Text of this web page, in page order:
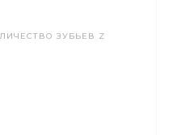
ЗУБЬЕВ Z